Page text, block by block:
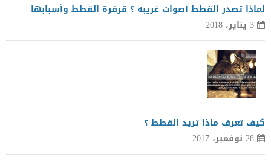
لماذا تصدر القطط أصوات غريبه ؟ قرقرة القطط وأسبابها
3 يناير، 2018
كيف تعرف ماذا تريد القطط ؟
28 نوفمبر، 2017